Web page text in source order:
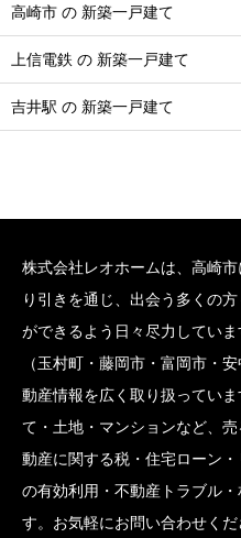
高崎市 の 新築一戸建て
上信電鉄 の 新築一戸建て
吉井駅 の 新築一戸建て
株式会社レオホームは、高崎
り引きを通じ、出会う多くの
ができるよう日々尽力してい
（玉村町・藤岡市・富岡市・
動産情報を広く取り扱ってい
て・土地・マンションなど、
動産に関する税・住宅ローン
の有効利用・不動産トラブル
す。お気軽にお問い合わせくだ